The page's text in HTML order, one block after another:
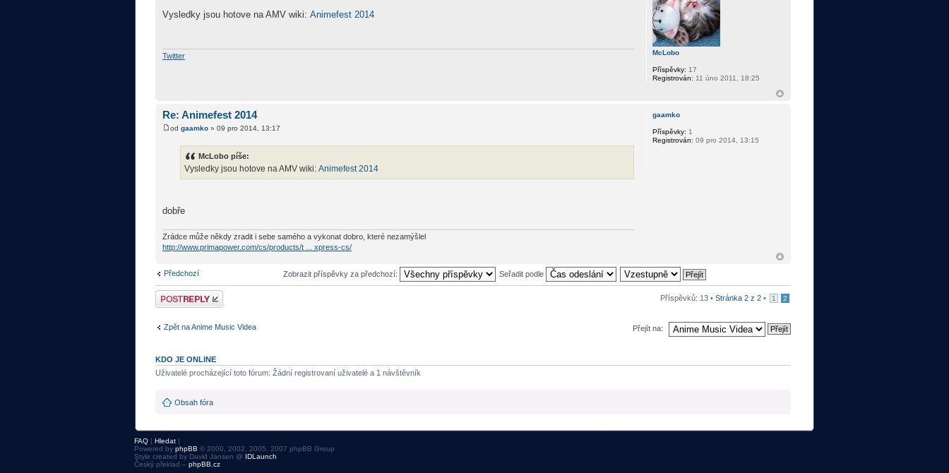
Vysledky jsou hotove na AMV wiki: Animefest 2014
Twitter McLobo
Příspěvky: 17
Registrován: 11 úno 2011, 18:25
Re: Animefest 2014
od gaamko » 09 pro 2014, 13:17
McLobo píše:
Vysledky jsou hotove na AMV wiki: Animefest 2014
dobře
Zrádce může někdy zradit i sebe samého a vykonat dobro, které nezamýšlel
http://www.primapower.com/cs/products/t ... xpress-cs/
gaamko
Příspěvky: 1
Registrován: 09 pro 2014, 13:15
Předchozí Zobrazit příspěvky za předchozí: Seřadit podle
Odeslat odpověď Příspěvků: 13 • Stránka 2 z 2 • 1 2
Zpět na Anime Music Videa Přejít na:
KDO JE ONLINE
Uživatelé procházející toto fórum: Žádní registrovaní uživatelé a 1 návštěvník
Obsah fóra
FAQ | Hledat |
Powered by phpBB © 2000, 2002, 2005, 2007 phpBB Group
Style created by David Jansen @ IDLaunch
Český překlad – phpBB.cz